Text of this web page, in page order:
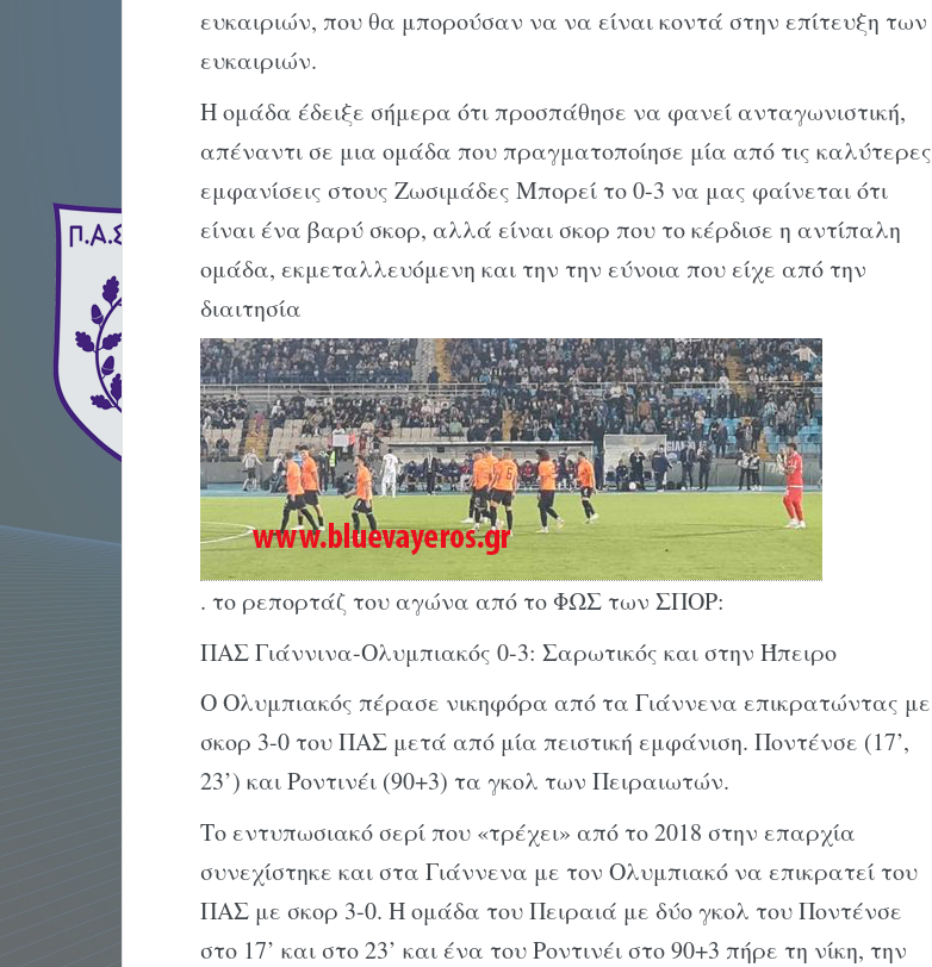
ευκαιριών, που θα μπορούσαν να να είναι κοντά στην επίτευξη των
ευκαιριών.
Η ομάδα έδειξε σήμερα ότι προσπάθησε να φανεί ανταγωνιστική,
απέναντι σε μια ομάδα που πραγματοποίησε μία από τις καλύτερες
εμφανίσεις στους Ζωσιμάδες Μπορεί το 0-3 να μας φαίνεται ότι
είναι ένα βαρύ σκορ, αλλά είναι σκορ που το κέρδισε η αντίπαλη
ομάδα, εκμεταλλευόμενη και την την εύνοια που είχε από την
διαιτησία
. το ρεπορτάζ του αγώνα από το ΦΩΣ των ΣΠΟΡ:
ΠΑΣ Γιάννινα-Ολυμπιακός 0-3: Σαρωτικός και στην Ήπειρο
Ο Ολυμπιακός πέρασε νικηφόρα από τα Γιάννενα επικρατώντας με
σκορ 3-0 του ΠΑΣ μετά από μία πειστική εμφάνιση. Ποντένσε (17’,
23’) και Ροντινέι (90+3) τα γκολ των Πειραιωτών.
Το εντυπωσιακό σερί που «τρέχει» από το 2018 στην επαρχία
συνεχίστηκε και στα Γιάννενα με τον Ολυμπιακό να επικρατεί του
ΠΑΣ με σκορ 3-0. Η ομάδα του Πειραιά με δύο γκολ του Ποντένσε
στο 17’ και στο 23’ και ένα του Ροντινέι στο 90+3 πήρε τη νίκη, την